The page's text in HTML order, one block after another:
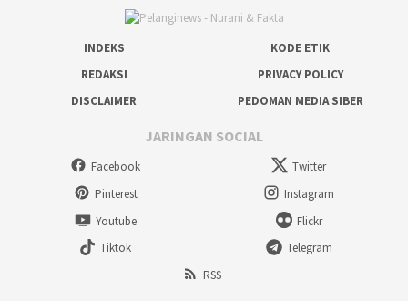
INDEKS
KODE ETIK
REDAKSI
PRIVACY POLICY
DISCLAIMER
PEDOMAN MEDIA SIBER
JARINGAN SOCIAL
Facebook
Twitter
Pinterest
Instagram
Youtube
Flickr
Tiktok
Telegram
RSS